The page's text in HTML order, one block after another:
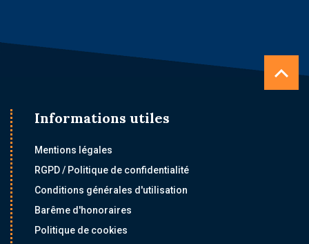
Informations utiles
Mentions légales
RGPD / Politique de confidentialité
Conditions générales d'utilisation
Barême d'honoraires
Politique de cookies